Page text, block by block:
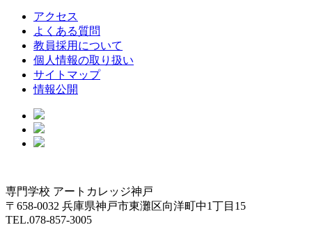
アクセス
よくある質問
教員採用について
個人情報の取り扱い
サイトマップ
情報公開
専門学校 アートカレッジ神戸
〒658-0032 兵庫県神戸市東灘区向洋町中1丁目15
TEL.078-857-3005